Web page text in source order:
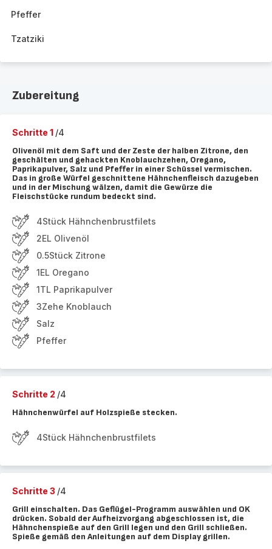
Pfeffer
Tzatziki
Zubereitung
Schritte 1 /4
Olivenöl mit dem Saft und der Zeste der halben Zitrone, den
geschälten und gehackten Knoblauchzehen, Oregano,
Paprikapulver, Salz und Pfeffer in einer Schüssel vermischen.
Das in große Würfel geschnittene Hähnchenfleisch dazugeben
und in der Mischung wälzen, damit die Gewürze die
Fleischstücke rundum bedeckt sind.
4Stück Hähnchenbrustfilets
2EL Olivenöl
0.5Stück Zitrone
1EL Oregano
1TL Paprikapulver
3Zehe Knoblauch
Salz
Pfeffer
Schritte 2 /4
Hähnchenwürfel auf Holzspieße stecken.
4Stück Hähnchenbrustfilets
Schritte 3 /4
Grill einschalten. Das Geflügel-Programm auswählen und OK
drücken. Sobald der Aufheizvorgang abgeschlossen ist, die
Hähnchenspieße auf den Grill legen und den Grill schließen.
Spieße gemäß den Anleitungen auf dem Display grillen.